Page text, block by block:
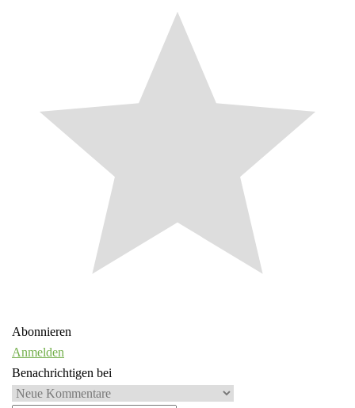
Abonnieren
Anmelden
Benachrichtigen bei